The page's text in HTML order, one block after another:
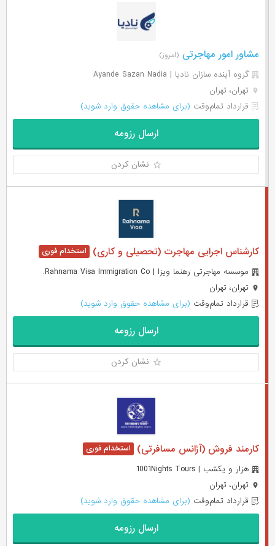
مشاور امور مهاجرتی (امروز)
گروه آینده سازان نادیا | Ayande Sazan Nadia
تهران، تهران
قرارداد تمام‌وقت (برای مشاهده حقوق وارد شوید)
ارسال رزومه
نشان کردن
کارشناس اجرایی مهاجرت (تحصیلی و کاری)
موسسه مهاجرتی رهنما ویزا | Rahnama Visa Immigration Co.
تهران، تهران
قرارداد تمام‌وقت (برای مشاهده حقوق وارد شوید)
ارسال رزومه
نشان کردن
کارمند فروش (آژانس مسافرتی)
هزار و یکشب | 1001Nights Tours
تهران، تهران
قرارداد تمام‌وقت (برای مشاهده حقوق وارد شوید)
ارسال رزومه